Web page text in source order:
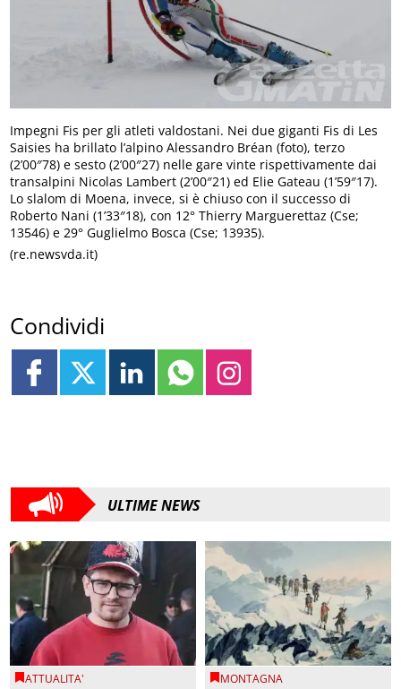
Impegni Fis per gli atleti valdostani. Nei due giganti Fis di Les
Saisies ha brillato l’alpino Alessandro Bréan (foto), terzo
(2’00″78) e sesto (2’00″27) nelle gare vinte rispettivamente dai
transalpini Nicolas Lambert (2’00″21) ed Elie Gateau (1’59″17).
Lo slalom di Moena, invece, si è chiuso con il successo di
Roberto Nani (1’33″18), con 12° Thierry Marguerettaz (Cse;
13546) e 29° Guglielmo Bosca (Cse; 13935).
(re.newsvda.it)
Condividi
ULTIME NEWS
ATTUALITA' MONTAGNA